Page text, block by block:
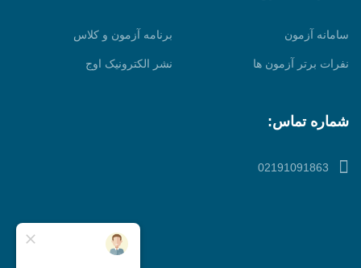
سامانه آزمون برنامه آزمون و کلاس
نفرات برتر آزمون ها نشر الکترونیک اوج
شماره تماس:
02191091863